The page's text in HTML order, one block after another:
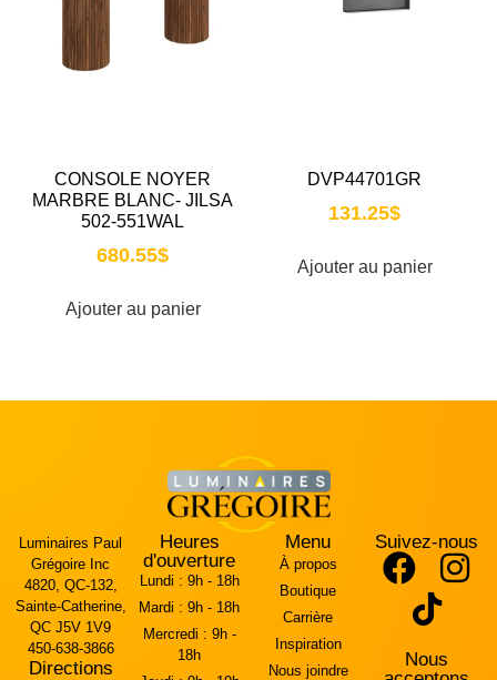
CONSOLE NOYER
MARBRE BLANC- JILSA
502-551WAL
680.55$
Ajouter au panier
DVP44701GR
131.25$
Ajouter au panier
Luminaires Paul
Grégoire Inc
4820, QC-132,
Sainte-Catherine,
QC J5V 1V9
450-638-3866
Directions
Heures
d'ouverture
Lundi : 9h - 18h
Mardi : 9h - 18h
Mercredi : 9h -
18h
Menu
À propos
Boutique
Carrière
Inspiration
Nous joindre
Suivez-nous
Nous